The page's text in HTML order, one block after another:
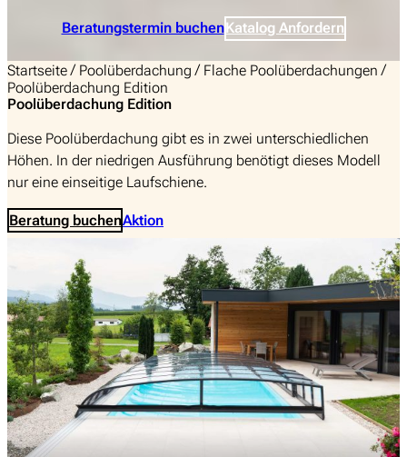
Beratungstermin buchenKatalog Anfordern
Startseite/ Poolüberdachung / Flache Poolüberdachungen /
Poolüberdachung Edition
Poolüberdachung Edition
Diese Poolüberdachung gibt es in zwei unterschiedlichen
Höhen. In der niedrigen Ausführung benötigt dieses Modell
nur eine einseitige Laufschiene.
Beratung buchenAktion